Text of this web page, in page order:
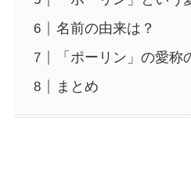
名前の由来は？
「ポーリン」の愛称
まとめ